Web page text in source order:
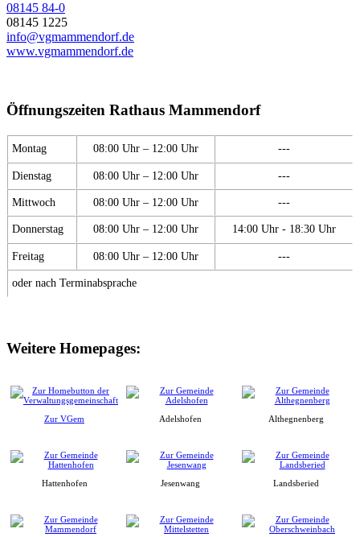
08145 84-0
08145 1225
info@vgmammendorf.de
www.vgmammendorf.de
Öffnungszeiten Rathaus Mammendorf
Montag 08:00 Uhr – 12:00 Uhr ---
Dienstag 08:00 Uhr – 12:00 Uhr ---
Mittwoch 08:00 Uhr – 12:00 Uhr ---
Donnerstag 08:00 Uhr – 12:00 Uhr 14:00 Uhr - 18:30 Uhr
Freitag 08:00 Uhr – 12:00 Uhr ---
oder nach Terminabsprache
Weitere Homepages:
Zur VGem Adelshofen Althegnenberg
Hattenhofen Jesenwang Landsberied